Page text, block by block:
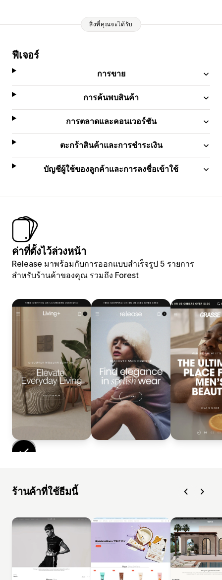
สิ่งที่คุณจะได้รับ
ฟีเจอร์
การขาย
การค้นพบสินค้า
การตลาดและคอนเวอร์ชัน
ตะกร้าสินค้าและการชำระเงิน
บัญชีผู้ใช้ของลูกค้าและการลงชื่อเข้าใช้
ค่าที่ตั้งไว้ล่วงหน้า
Release มาพร้อมกับการออกแบบสำเร็จรูป 5 รายการ
สำหรับร้านค้าของคุณ รวมถึง Forest
ร้านค้าที่ใช้ธีมนี้